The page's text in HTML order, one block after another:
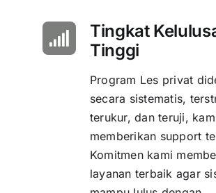
Tingkat
Tinggi
Program Les privat
secara sistematis,
terukur, dan teruji,
memberikan support
Komitmen kami
layanan terbaik agar